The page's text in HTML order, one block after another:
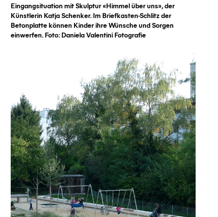
Eingangsituation mit Skulptur «Himmel über uns», der
Künstlerin Katja Schenker. Im Briefkasten-Schlitz der
Betonplatte können Kinder ihre Wünsche und Sorgen
einwerfen. Foto: Daniela Valentini Fotografie